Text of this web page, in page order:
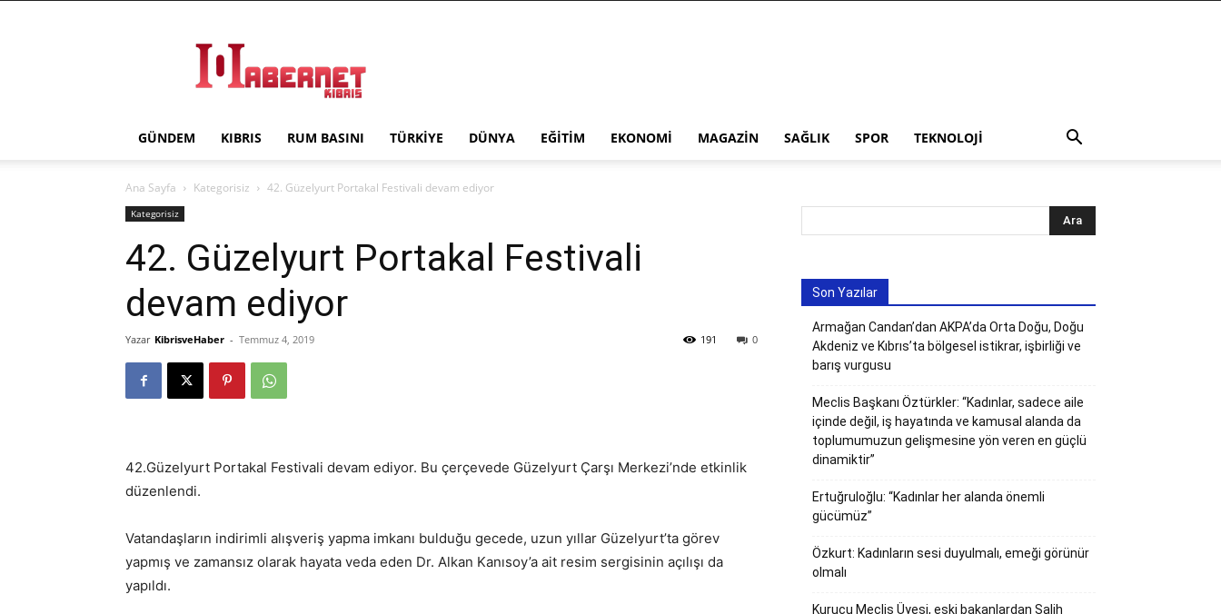
Kıbrıs
GÜNDEM KIBRIS RUM BASINI TÜRKIYE DÜNYA EĞITIM EKONOMI MAGAZIN SAĞLIK SPOR TEKNOLOJI
Ana Sayfa Kategorisiz 42. Güzelyurt Portakal Festivali devam ediyor
Kategorisiz
42. Güzelyurt Portakal Festivali
devam ediyor
Yazar KibrisveHaber - Temmuz 4, 2019 0
191
42.Güzelyurt Portakal Festivali devam ediyor. Bu çerçevede Güzelyurt Çarşı Merkezi’nde etkinlik
düzenlendi.
Vatandaşların indirimli alışveriş yapma imkanı bulduğu gecede, uzun yıllar Güzelyurt’ta görev
yapmış ve zamansız olarak hayata veda eden Dr. Alkan Kanısoy’a ait resim sergisinin açılışı da
yapıldı.
Son Yazılar
Armağan Candan’dan AKPA’da Orta Doğu, Doğu
Akdeniz ve Kıbrıs’ta bölgesel istikrar, işbirliği ve
barış vurgusu
Meclis Başkanı Öztürkler: “Kadınlar, sadece aile
içinde değil, iş hayatında ve kamusal alanda da
toplumumuzun gelişmesine yön veren en güçlü
dinamiktir”
Ertuğruloğlu: “Kadınlar her alanda önemli
gücümüz”
Özkurt: Kadınların sesi duyulmalı, emeği görünür
olmalı
Kurucu Meclis Üyesi, eski bakanlardan Salih